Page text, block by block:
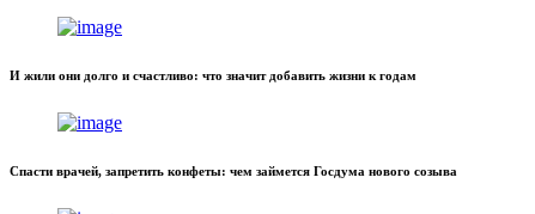
И жили они долго и счастливо: что значит добавить жизни к годам
Спасти врачей, запретить конфеты: чем займется Госдума нового созыва